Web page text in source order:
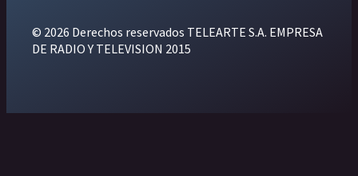
© 2026 Derechos reservados TELEARTE S.A. EMPRESA
DE RADIO Y TELEVISION 2015